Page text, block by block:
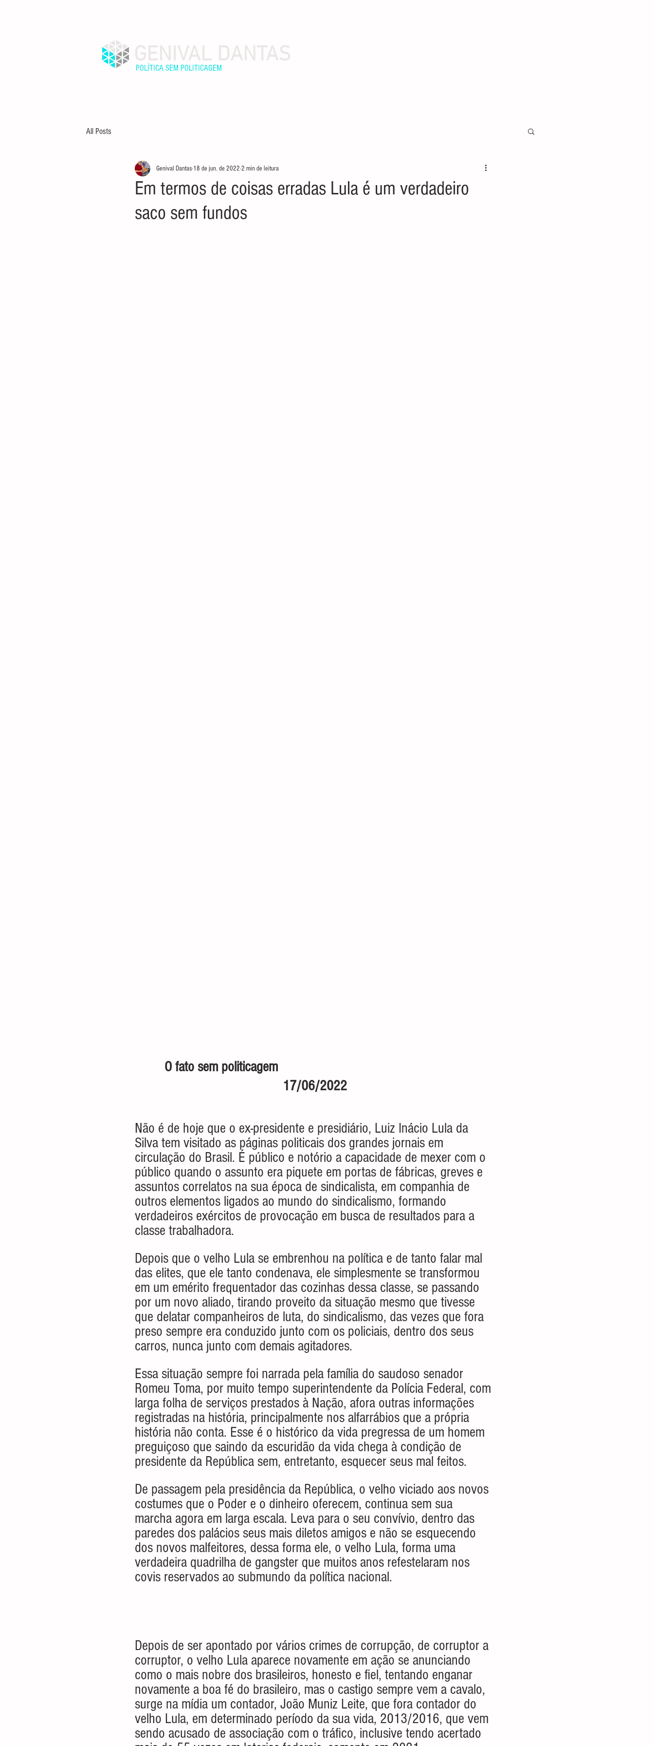
POLÍTICA SEM POLITICAGEM
All Posts
Em termos de coisas erradas Lula é um verdadeiro
saco sem fundos
Genival Dantas 18 de jun. de 2022 2 min de leitura
O fato sem politicagem
17/06/2022
Não é de hoje que o ex-presidente e presidiário, Luiz Inácio Lula da
Silva tem visitado as páginas politicais dos grandes jornais em
circulação do Brasil. É público e notório a capacidade de mexer com o
público quando o assunto era piquete em portas de fábricas, greves e
assuntos correlatos na sua época de sindicalista, em companhia de
outros elementos ligados ao mundo do sindicalismo, formando
verdadeiros exércitos de provocação em busca de resultados para a
classe trabalhadora.
Depois que o velho Lula se embrenhou na política e de tanto falar mal
das elites, que ele tanto condenava, ele simplesmente se transformou
em um emérito frequentador das cozinhas dessa classe, se passando
por um novo aliado, tirando proveito da situação mesmo que tivesse
que delatar companheiros de luta, do sindicalismo, das vezes que fora
preso sempre era conduzido junto com os policiais, dentro dos seus
carros, nunca junto com demais agitadores.
Essa situação sempre foi narrada pela família do saudoso senador
Romeu Toma, por muito tempo superintendente da Polícia Federal, com
larga folha de serviços prestados à Nação, afora outras informações
registradas na história, principalmente nos alfarrábios que a própria
história não conta. Esse é o histórico da vida pregressa de um homem
preguiçoso que saindo da escuridão da vida chega à condição de
presidente da República sem, entretanto, esquecer seus mal feitos.
De passagem pela presidência da República, o velho viciado aos novos
costumes que o Poder e o dinheiro oferecem, continua sem sua
marcha agora em larga escala. Leva para o seu convívio, dentro das
paredes dos palácios seus mais diletos amigos e não se esquecendo
dos novos malfeitores, dessa forma ele, o velho Lula, forma uma
verdadeira quadrilha de gangster que muitos anos refestelaram nos
covis reservados ao submundo da política nacional.
Depois de ser apontado por vários crimes de corrupção, de corruptor a
corruptor, o velho Lula aparece novamente em ação se anunciando
como o mais nobre dos brasileiros, honesto e fiel, tentando enganar
novamente a boa fé do brasileiro, mas o castigo sempre vem a cavalo,
surge na mídia um contador, João Muniz Leite, que fora contador do
velho Lula, em determinado período da sua vida, 2013/2016, que vem
sendo acusado de associação com o tráfico, inclusive tendo acertado